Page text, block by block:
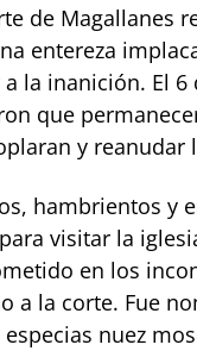
de Magallanes
entereza
la inanición. El
que
y reanudar
hambrientos y
visitar la
en los
a la corte. Fue
nuez